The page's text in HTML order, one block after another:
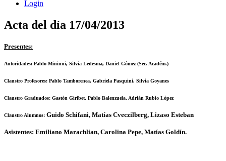
Login
Acta del día 17/04/2013
Presentes:
Autoridades: Pablo Mininni, Silvia Ledesma, Daniel Gómez (Sec. Académ.)
Claustro Profesores: Pablo Tamborenea, Gabriela Pasquini, Silvia Goyanes
Claustro Graduados: Gastón Giribet, Pablo Balenzuela, Adrián Rubio López
Claustro Alumnos: Guido Schifani, Matías Cveczilberg, Lizaso Esteban
Asistentes: Emiliano Marachlian, Carolina Pepe, Matías Goldín.